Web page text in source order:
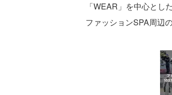
「WEAR」を中心とし
ファッションSPA周辺